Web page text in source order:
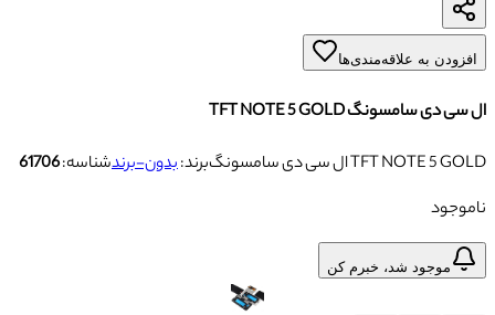
افزودن به علاقه‌مندی‌ها
ال سی دی سامسونگ TFT NOTE 5 GOLD
ال سی دی سامسونگ TFT NOTE 5 GOLD
برند:بدون-برندشناسه:61706
ناموجود
موجود شد، خبرم کن